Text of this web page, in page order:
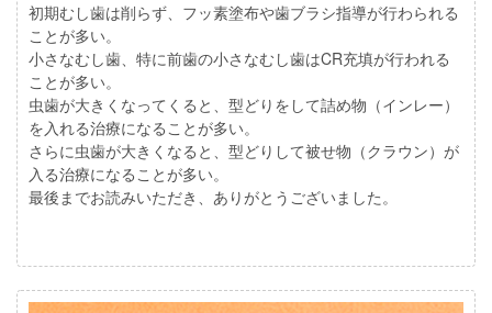
初期むし歯は削らず、フッ素塗布や歯ブラシ指導が行わられる
ことが多い。
小さなむし歯、特に前歯の小さなむし歯はCR充填が行われる
ことが多い。
虫歯が大きくなってくると、型どりをして詰め物（インレー）
を入れる治療になることが多い。
さらに虫歯が大きくなると、型どりして被せ物（クラウン）が
入る治療になることが多い。
最後までお読みいただき、ありがとうございました。